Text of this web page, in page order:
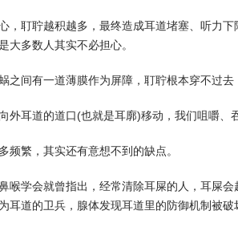
，耵聍越积越多，最终造成耳道堵塞、听力
大多数人其实不必担心。
之间有一道薄膜作为屏障，耵聍根本穿不过去
外耳道的道口(也就是耳廓)移动，我们咀嚼、
频繁，其实还有意想不到的缺点。
喉学会就曾指出，经常清除耳屎的人，耳屎
耳道的卫兵，腺体发现耳道里的防御机制被